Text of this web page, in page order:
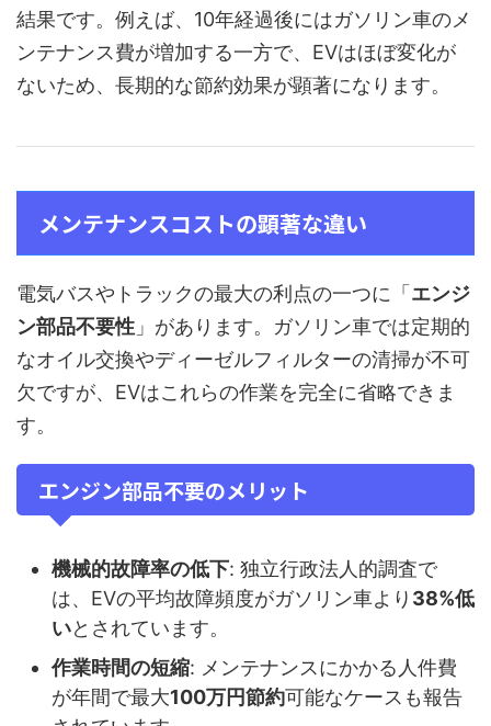
結果です。例えば、10年経過後にはガソリン車のメ
ンテナンス費が増加する一方で、EVはほぼ変化が
ないため、長期的な節約効果が顕著になります。
メンテナンスコストの顕著な違い
電気バスやトラックの最大の利点の一つに「 エンジ
ン部品不要性 」があります。ガソリン車では定期的
なオイル交換やディーゼルフィルターの清掃が不可
欠ですが、EVはこれらの作業を完全に省略できま
す。
エンジン部品不要のメリット
機械的故障率の低下: 独立行政法人的調査で
は、EVの平均故障頻度がガソリン車より 38%低
いとされています。
作業時間の短縮: メンテナンスにかかる人件費
が年間で最大100万円節約可能なケースも報告